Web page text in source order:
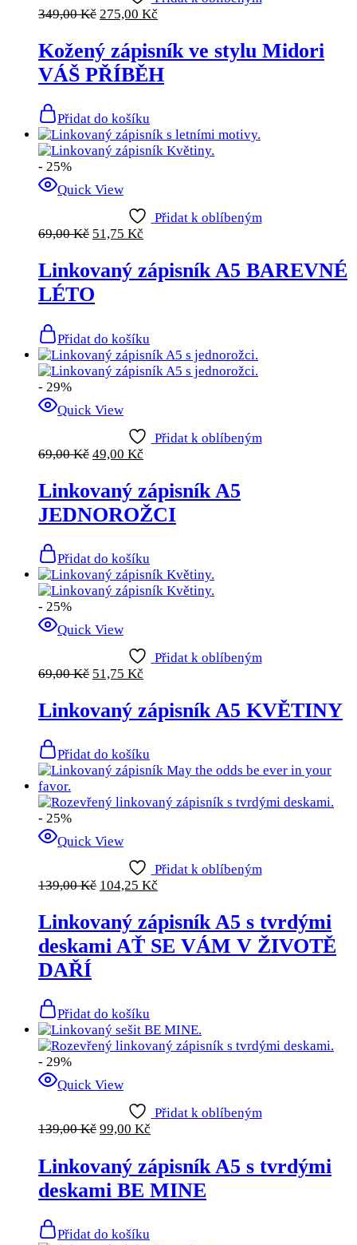
349,00Kč 275,00 Kč
Kožený zápisník ve stylu Midori
VÁŠ PŘÍBĚH
Přidat do košíku
- 25%
Quick View
Přidat k oblíbeným
69,00Kč 51,75 Kč
Linkovaný zápisník A5 BAREVNÉ
LÉTO
Přidat do košíku
- 29%
Quick View
Přidat k oblíbeným
69,00Kč 49,00 Kč
Linkovaný zápisník A5
JEDNOROŽCI
Přidat do košíku
- 25%
Quick View
Přidat k oblíbeným
69,00Kč 51,75 Kč
Linkovaný zápisník A5 KVĚTINY
Přidat do košíku
- 25%
Quick View
Přidat k oblíbeným
139,00Kč 104,25 Kč
Linkovaný zápisník A5 s tvrdými
deskami AŤ SE VÁM V ŽIVOTĚ
DAŘÍ
Přidat do košíku
- 29%
Quick View
Přidat k oblíbeným
139,00Kč 99,00 Kč
Linkovaný zápisník A5 s tvrdými
deskami BE MINE
Přidat do košíku